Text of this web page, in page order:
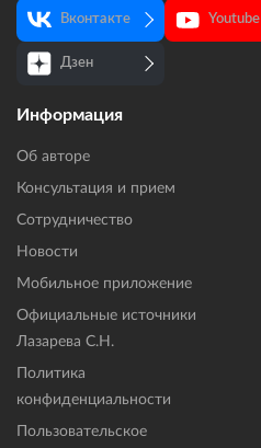
Вконтакте Youtube
Дзен
Информация
Об авторе
Консультация и прием
Сотрудничество
Новости
Мобильное приложение
Официальные источники
Лазарева С.Н.
Политика
конфиденциальности
Пользовательское